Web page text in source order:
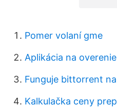
Pomer volaní gme
Aplikácia na
Funguje bittorrent
Kalkulačka ceny